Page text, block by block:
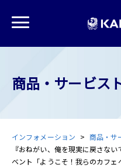
商品・サービス
インフォメーション
商品・サ
『おねがい、俺を現実に戻さな
ベント「ようこそ！我らのカフ